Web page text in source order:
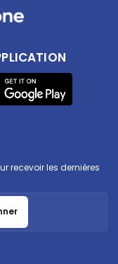
recevoir les dernières